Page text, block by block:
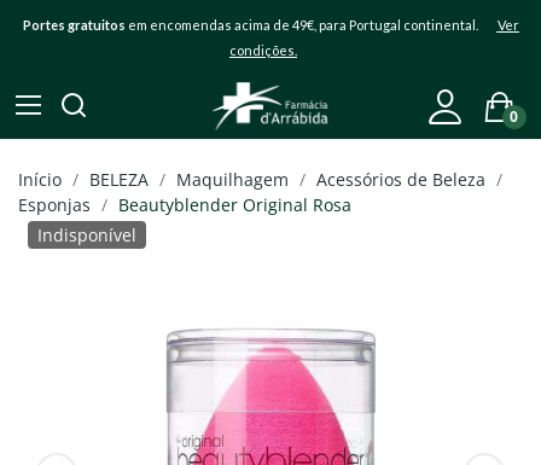
Portes gratuitos em encomendas acima de 49€, para Portugal continental. Ver
condições.
0
Início BELEZA Maquilhagem
Acessórios de Beleza
Esponjas
Beautyblender Original Rosa
Indisponível